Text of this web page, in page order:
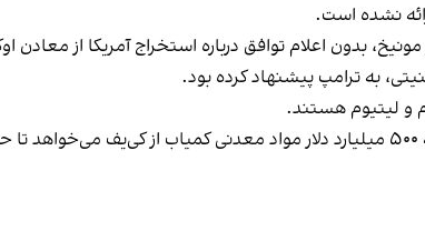
نشده است.
به ترامپ پیشنهاد کرده بود.
و لیتیوم هستند.
ترامپ که تعهدی به ادامه کمک‌های نظامی حیاتی به اوکراین نداده، گفته است که ۵۰۰ میلیارد دلار